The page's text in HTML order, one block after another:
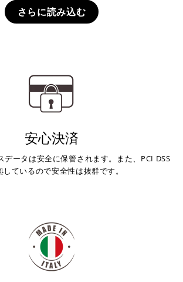
さらに読み込む
安心決済
データは安全に保管されます。また、PCI DSS
しているので安全性は抜群です。